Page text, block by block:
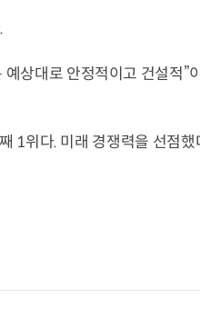
상대로 안정적이고 건설적”
1위다. 미래 경쟁력을 선점했